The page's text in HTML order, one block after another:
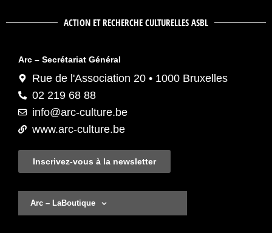
ACTION ET RECHERCHE CULTURELLES ASBL
Arc – Secrétariat Général
Rue de l'Association 20 • 1000 Bruxelles
02 219 68 88
info@arc-culture.be
www.arc-culture.be
Inscrivez-vous à la newsletter
Arc – LaBoutique